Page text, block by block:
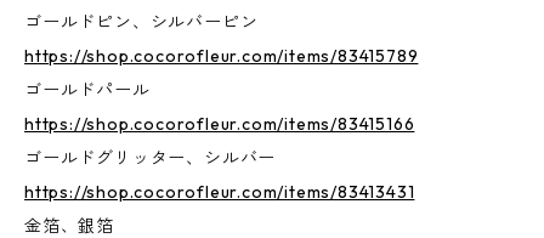
ゴールドピン、シルバーピン
https://shop.cocorofleur.com/items/83415789
ゴールドパール
https://shop.cocorofleur.com/items/83415166
ゴールドグリッター、シルバー
https://shop.cocorofleur.com/items/83413431
金箔、銀箔